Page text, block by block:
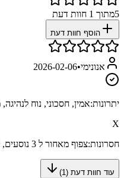
5מתוך 1 חוות דעת
הוסף חוות דעת
אנונימי•
2026-02-06
יתרונות:אמין, חסכוני, נוח
X
חסרונות:צפוף מאחור ל 3 נוסעים, לכן רכב מיועד לארבע
עוד חוות דעת (1
)